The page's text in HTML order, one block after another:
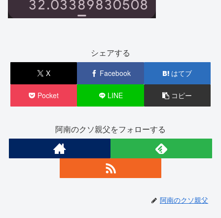
シェアする
X Facebook はてブ
Pocket LINE コピー
阿南のクソ親父をフォローする
阿南のクソ親父